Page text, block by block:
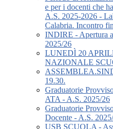
e per i docenti che
A.S. 2025-2026 -
Calabria. Incontro
INDIRE - Apertura
2025/26
LUNEDÌ 20
NAZIONALE
19.30.
Graduatorie
ATA - A.S. 2025/26
Graduatorie
Docente - A.S.
USB SCUOLA -